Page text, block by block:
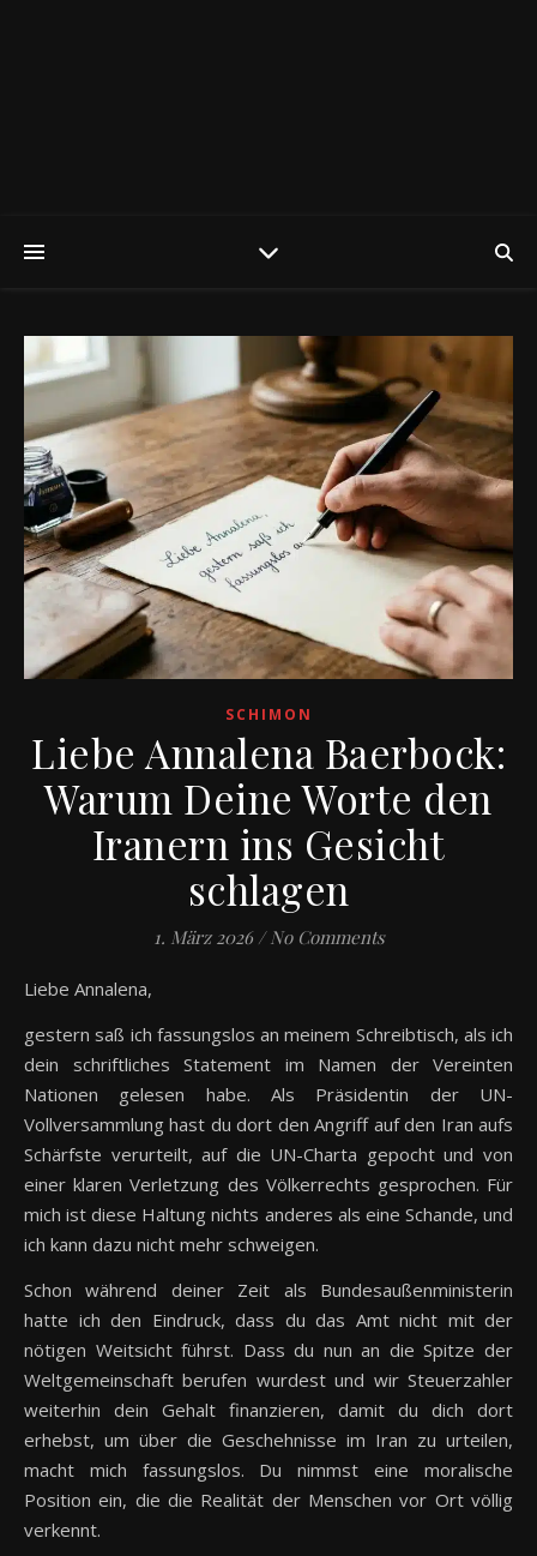
SCHIMON
Liebe Annalena Baerbock:
Warum Deine Worte den
Iranern ins Gesicht
schlagen
1. März 2026 / No Comments
Liebe Annalena,
gestern saß ich fassungslos an meinem Schreibtisch, als ich
dein schriftliches Statement im Namen der Vereinten
Nationen gelesen habe. Als Präsidentin der UN-
Vollversammlung hast du dort den Angriff auf den Iran aufs
Schärfste verurteilt, auf die UN-Charta gepocht und von
einer klaren Verletzung des Völkerrechts gesprochen. Für
mich ist diese Haltung nichts anderes als eine Schande, und
ich kann dazu nicht mehr schweigen.
Schon während deiner Zeit als Bundesaußenministerin
hatte ich den Eindruck, dass du das Amt nicht mit der
nötigen Weitsicht führst. Dass du nun an die Spitze der
Weltgemeinschaft berufen wurdest und wir Steuerzahler
weiterhin dein Gehalt finanzieren, damit du dich dort
erhebst, um über die Geschehnisse im Iran zu urteilen,
macht mich fassungslos. Du nimmst eine moralische
Position ein, die die Realität der Menschen vor Ort völlig
verkennt.